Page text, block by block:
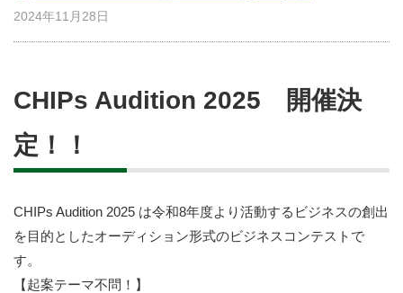
2024年11月28日
CHIPs Audition 2025 開催決
定！！
CHIPs Audition 2025 は令和8年度より活動するビジネスの創出
を目的としたオーディション形式のビジネスコンテストで
す。
【起案テーマ不問！】